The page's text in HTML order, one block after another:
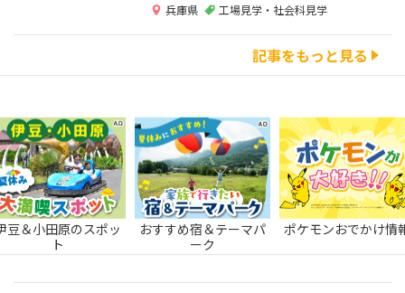
兵庫県 工場見学・社会科見学
記事をもっと見る
豆＆小田原のスポッ
ト
おすすめ宿＆テーマパ
ーク
ポケモンおでかけ情